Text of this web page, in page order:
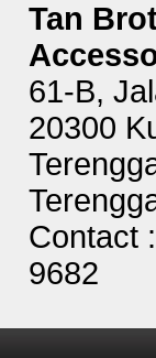
Tan
61-B,
20300
Contact
9682